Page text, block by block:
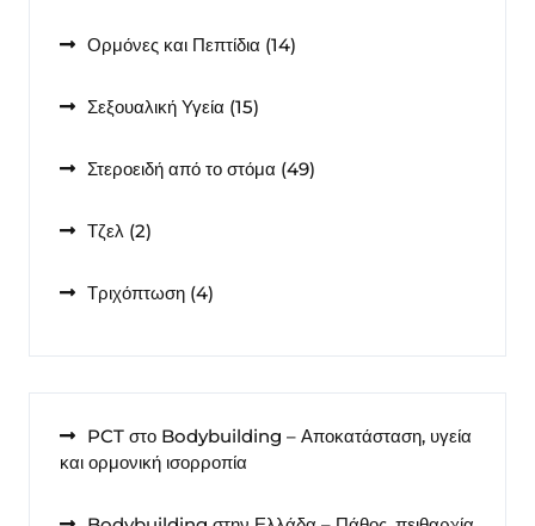
Ορμόνες και Πεπτίδια 1414
Σεξουαλική Υγεία 1515
Στεροειδή από το στόμα 4949
Τζελ 22
Τριχόπτωση 44
PCT στο Bodybuilding – Αποκατάσταση, υγεία
και ορμονική ισορροπία